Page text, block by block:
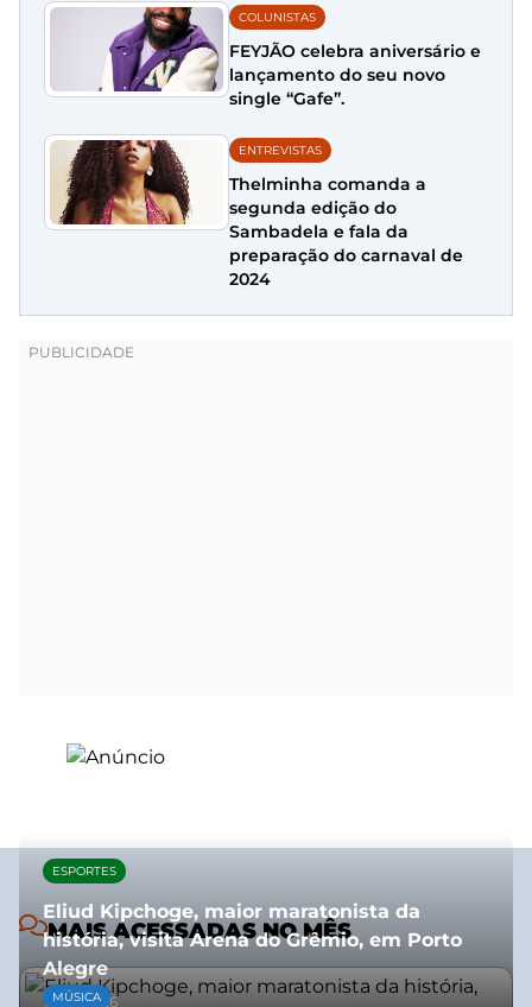
COLUNISTAS
FEYJÃO celebra aniversário e
lançamento do seu novo
single “Gafe”.
ENTREVISTAS
Thelminha comanda a
segunda edição do
Sambadela e fala da
preparação do carnaval de
2024
MAIS ACESSADAS NO MÊS
ESPORTES
Eliud Kipchoge, maior maratonista da
história, visita Arena do Grêmio, em Porto
Alegre
10/07/2026
MÚSICA